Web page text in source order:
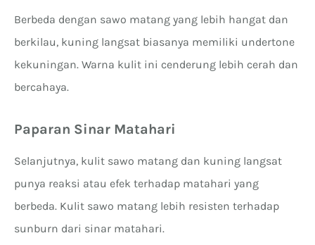
Berbeda dengan sawo matang yang lebih hangat dan
berkilau, kuning langsat biasanya memiliki undertone
kekuningan. Warna kulit ini cenderung lebih cerah dan
bercahaya.
Paparan Sinar Matahari
Selanjutnya, kulit sawo matang dan kuning langsat
punya reaksi atau efek terhadap matahari yang
berbeda. Kulit sawo matang lebih resisten terhadap
sunburn dari sinar matahari.